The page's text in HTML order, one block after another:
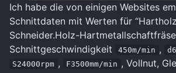
Ich habe die von einigen Websites
Schnittdaten mit Werten für
Schneider.Holz-
Schnittgeschwindigkeit
450m/min ,
S24000rpm , F3500mm/min , Vollnut,